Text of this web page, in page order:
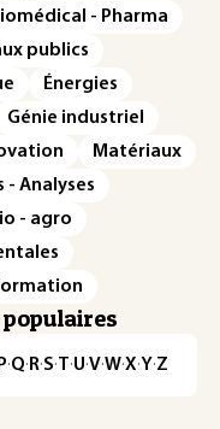
- Pharma
publics
Énergies
Génie industriel
Matériaux
- Analyses
- agro
P·Q· R·S·T·U·V·W·X·Y·Z